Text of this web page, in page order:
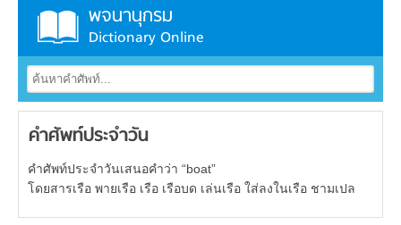
พจนานุกรม
Dictionary Online
คำศัพท์ประจำวัน
คำศัพท์ประจำวันเสนอคำว่า “boat”
โดยสารเรือ พายเรือ เรือ เรือบด เล่นเรือ ใส่ลงในเรือ ชามเปล